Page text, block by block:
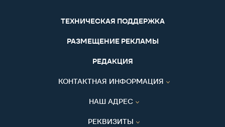
ТЕХНИЧЕСКАЯ ПОДДЕРЖКА
РАЗМЕЩЕНИЕ РЕКЛАМЫ
РЕДАКЦИЯ
КОНТАКТНАЯ ИНФОРМАЦИЯ
НАШ АДРЕС
РЕКВИЗИТЫ